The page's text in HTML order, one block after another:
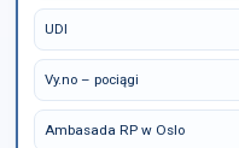
UDI
Vy.no – pociągi
Ambasada RP w Oslo